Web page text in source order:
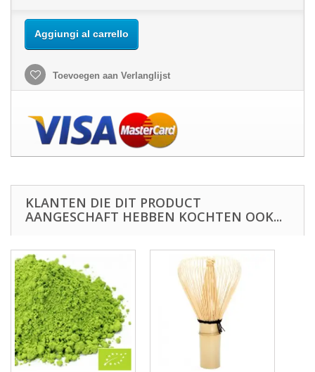
Aggiungi al carrello
Toevoegen aan Verlanglijst
KLANTEN DIE DIT PRODUCT
AANGESCHAFT HEBBEN KOCHTEN OOK...